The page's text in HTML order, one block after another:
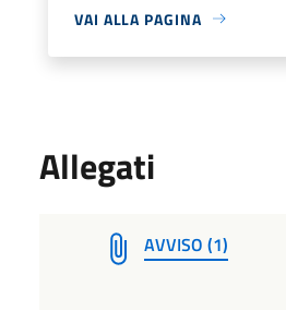
VAI ALLA PAGINA
Allegati
AVVISO (1)